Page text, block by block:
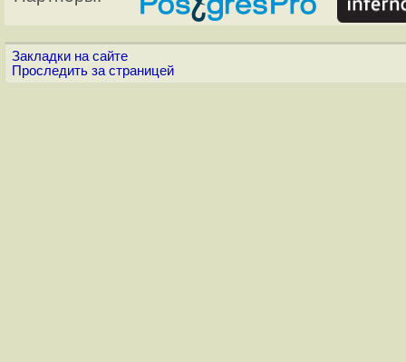
Закладки на сайте
Проследить за страницей